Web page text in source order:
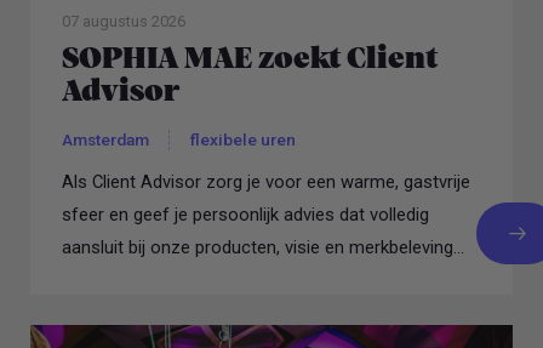
07 augustus 2026
SOPHIA MAE zoekt Client
Advisor
Amsterdam flexibele uren
Als Client Advisor zorg je voor een warme, gastvrije
sfeer en geef je persoonlijk advies dat volledig
aansluit bij onze producten, visie en merkbeleving...